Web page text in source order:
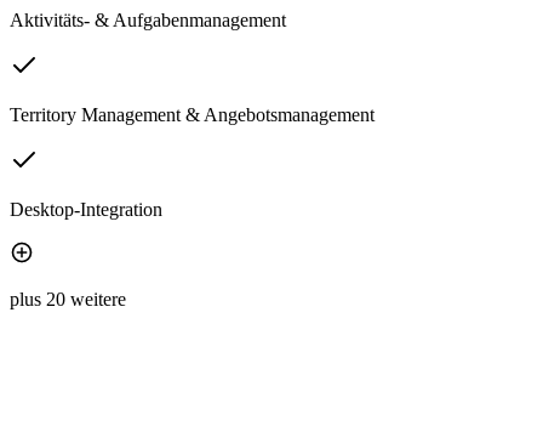
Aktivitäts- & Aufgabenmanagement
Territory Management & Angebotsmanagement
Desktop-Integration
plus 20 weitere